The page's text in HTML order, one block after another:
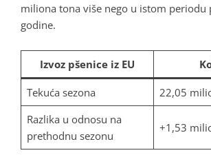
miliona tona više nego u istom periodu
godine.
Izvoz pšenice iz EU
Tekuća sezona
22,05
Razlika u odnosu na
prethodnu sezonu
+1,53